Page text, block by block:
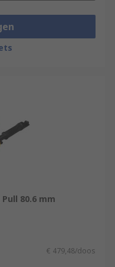
Pull 80.6 mm
€ 479,48/doos